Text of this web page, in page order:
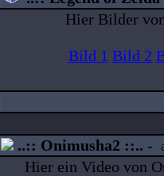
Hier Bilder
Bild 1 Bild 2
..:: Onimusha2 ::.. -
Hier ein Video von